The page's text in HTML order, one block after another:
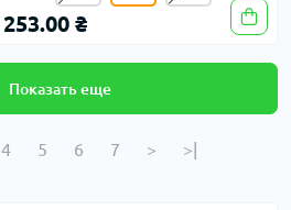
253.00 ₴
Показать еще
4 5 6 7 > >|